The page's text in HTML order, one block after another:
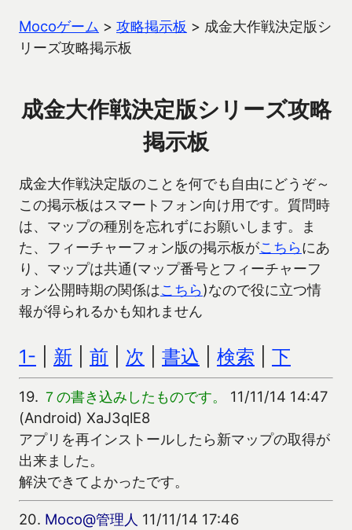
Mocoゲーム > 攻略掲示板 > 成金大作戦決定版シ
リーズ攻略掲示板
成金大作戦決定版シリーズ攻略
掲示板
成金大作戦決定版のことを何でも自由にどうぞ～
この掲示板はスマートフォン向け用です。質問時
は、マップの種別を忘れずにお願いします。ま
た、フィーチャーフォン版の掲示板がこちらにあ
り、マップは共通(マップ番号とフィーチャーフ
ォン公開時期の関係はこちら)なので役に立つ情
報が得られるかも知れません
1- 新 前 次 書込 検索 下
19. ７の書き込みしたものです。
11/11/14 14:47
(Android) XaJ3qlE8
アプリを再インストールしたら新マップの取得が
出来ました。
解決できてよかったです。
20. Moco@管理人 11/11/14 17:46